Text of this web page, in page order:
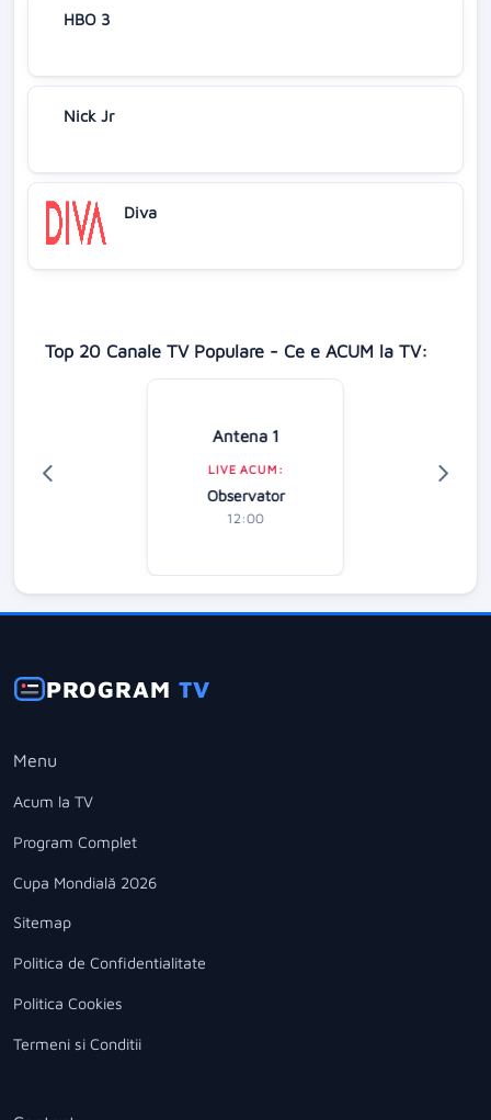
HBO 3
Nick Jr
Diva
Top 20 Canale TV Populare - Ce e ACUM la TV:
Antena 1
LIVE ACUM:
Observator
12:00
PROGRAMTV
Menu
Acum la TV
Program Complet
Cupa Mondială 2026
Sitemap
Politica de Confidentialitate
Politica Cookies
Termeni si Conditii